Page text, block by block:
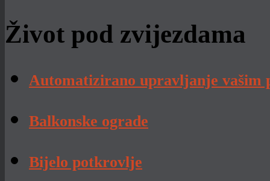
Život pod zvijezdama
Automatizirano upravljanje vašim
Balkonske ograde
Bijelo potkrovlje